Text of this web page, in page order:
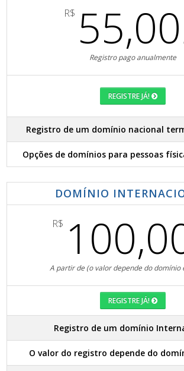
R$ 55,00
Registro pago anualmente
REGISTRE JÁ!
Registro de um domínio nacional
Opções de domínios para pessoas
DOMÍNIO
R$
A partir de (o valor depende do domínio
REGISTRE JÁ!
Registro de um domínio
O valor do registro depende do